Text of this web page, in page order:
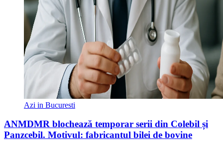
Azi in Bucuresti
ANMDMR blochează temporar serii din Colebil și
Panzcebil. Motivul: fabricantul bilei de bovine